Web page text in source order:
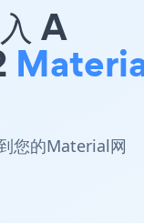
A
您的Material网